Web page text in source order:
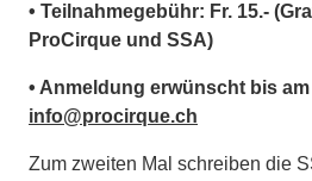
• Teilnahmegebühr: Fr. 15.-
ProCirque und SSA)
• Anmeldung erwünscht bis
info@procirque.ch
Zum zweiten Mal schreiben die